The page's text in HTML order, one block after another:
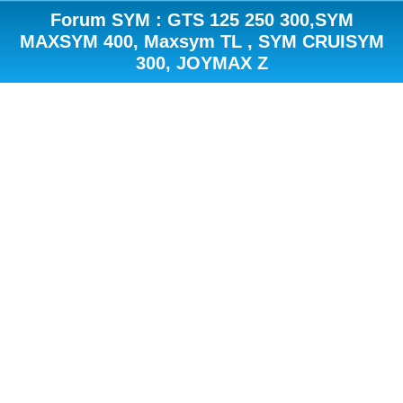
Forum SYM : GTS 125 250 300,SYM
MAXSYM 400, Maxsym TL , SYM CRUISYM
300, JOYMAX Z